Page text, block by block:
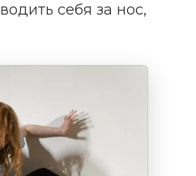
себя за нос,